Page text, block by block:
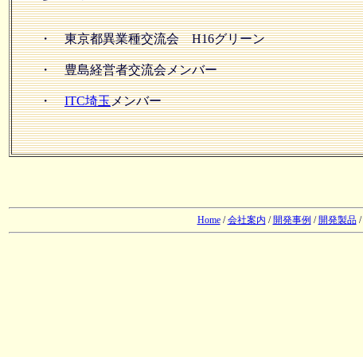
・ 東京都異業種交流会 H16グリーン
・ 豊島経営者交流会メンバー
・ITC埼玉メンバー
Home/会社案内 / 開発事例 / 開発製品/